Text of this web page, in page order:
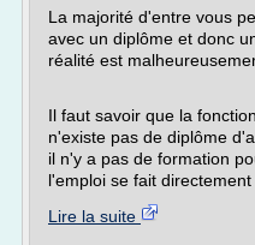
La majorité d'entre vous
avec un diplôme et donc
réalité est
Il faut savoir que la
n'existe pas de diplôme
il n'y a pas de formation
l'emploi se fait directement
Lire la suite